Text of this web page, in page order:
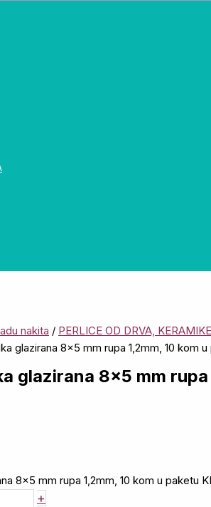
nakita / PERLICE OD DRVA,
glazirana 8×5 mm rupa 1,2mm, 10 kom u
glazirana 8×5 mm rupa
8x5 mm rupa 1,2mm, 10 kom u paketu
+